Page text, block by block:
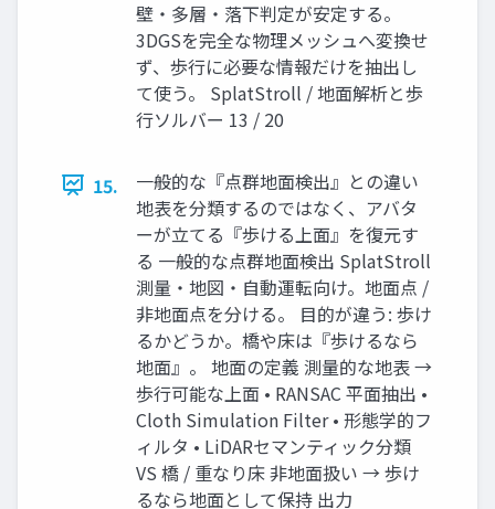
壁・多層・落下判定が安定する。
3DGSを完全な物理メッシュへ変換せ
ず、歩行に必要な情報だけを抽出し
て使う。 SplatStroll / 地面解析と歩
行ソルバー 13 / 20
15.
一般的な『点群地面検出』との違い
地表を分類するのではなく、アバタ
ーが立てる『歩ける上面』を復元す
る 一般的な点群地面検出 SplatStroll
測量・地図・自動運転向け。地面点 /
非地面点を分ける。 目的が違う: 歩け
るかどうか。橋や床は『歩けるなら
地面』。 地面の定義 測量的な地表 →
歩行可能な上面 • RANSAC 平面抽出 •
Cloth Simulation Filter • 形態学的フ
ィルタ • LiDARセマンティック分類
VS 橋 / 重なり床 非地面扱い → 歩け
るなら地面として保持 出力